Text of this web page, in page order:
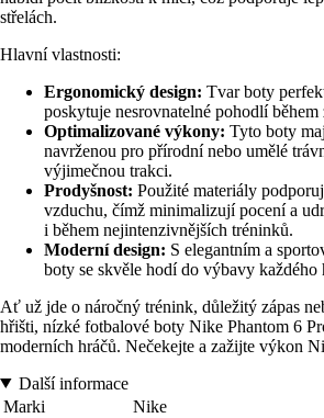
střelách.
Hlavní vlastnosti:
Ergonomický design: Tvar boty
poskytuje nesrovnatelné pohodlí během
Optimalizované výkony: Tyto boty
navrženou pro přírodní nebo umělé
výjimečnou trakci.
Prodyšnost: Použité materiály
vzduchu, čímž minimalizují pocení a
i během nejintenzivnějších tréninků.
Moderní design: S elegantním a
boty se skvěle hodí do výbavy každého
Ať už jde o náročný trénink, důležitý zápas
hřišti, nízké fotbalové boty Nike Phantom 6
moderních hráčů. Nečekejte a zažijte výkon
Další informace
Marki
Nike